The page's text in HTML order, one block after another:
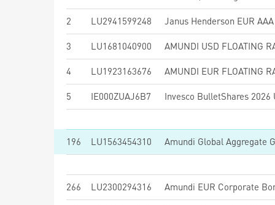
2 LU2941599248
3 LU1681040900
4 LU1923163676
5 IE000ZUAJ6B7
196 LU1563454310 Amundi Global Aggregate
266 LU2300294316